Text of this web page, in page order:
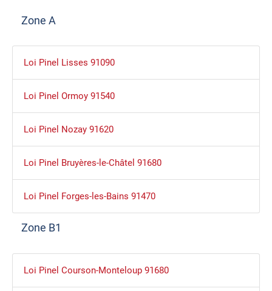
Zone A
Loi Pinel Lisses 91090
Loi Pinel Ormoy 91540
Loi Pinel Nozay 91620
Loi Pinel Bruyères-le-Châtel 91680
Loi Pinel Forges-les-Bains 91470
Zone B1
Loi Pinel Courson-Monteloup 91680